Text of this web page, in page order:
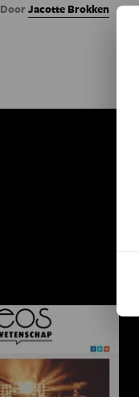
DoorJacotte Brokken